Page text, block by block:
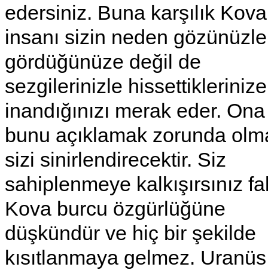
edersiniz. Buna karşılık Kova
insanı sizin neden gözünüzle
gördüğünüze değil de
sezgilerinizle hissettiklerinize
inandığınızı merak eder. Ona
bunu açıklamak zorunda
sizi sinirlendirecektir. Siz
sahiplenmeye kalkışırsınız
Kova burcu özgürlüğüne
düşkündür ve hiç bir şekilde
kısıtlanmaya gelmez. Uranüs